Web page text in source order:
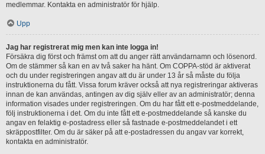
medlemmar. Kontakta en administratör för hjälp.
Upp
Jag har registrerat mig men kan inte logga in!
Försäkra dig först och främst om att du anger rätt användarnamn och lösenord.
Om de stämmer så kan en av två saker ha hänt. Om COPPA-stöd är aktiverat
och du under registreringen angav att du är under 13 år så måste du följa
instruktionerna du fått. Vissa forum kräver också att nya registreringar aktiveras
innan de kan användas, antingen av dig själv eller av an administratör; denna
information visades under registreringen. Om du har fått ett e-postmeddelande,
följ instruktionerna i det. Om du inte fått ett e-postmeddelande så kanske du
angav en felaktig e-postadress eller så fastnade e-postmeddelandet i ett
skräppostfilter. Om du är säker på att e-postadressen du angav var korrekt,
kontakta en administratör.